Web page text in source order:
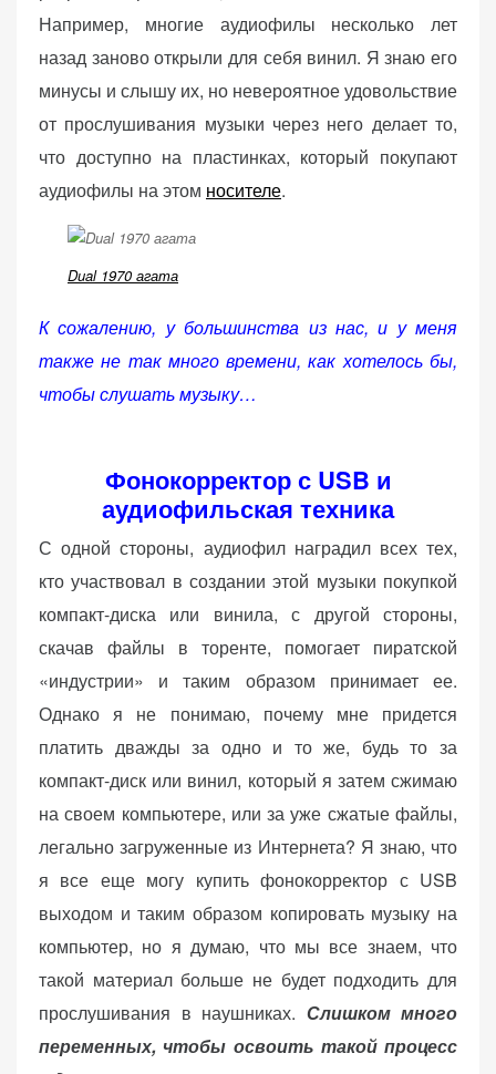
Например, многие аудиофилы несколько лет
назад заново открыли для себя винил. Я знаю его
минусы и слышу их, но невероятное удовольствие
от прослушивания музыки через него делает то,
что доступно на пластинках, который покупают
аудиофилы на этом носителе.
Dual 1970 агата
К сожалению, у большинства из нас, и у меня
также не так много времени, как хотелось бы,
чтобы слушать музыку…
Фонокорректор с USB и
аудиофильская техника
С одной стороны, аудиофил наградил всех тех,
кто участвовал в создании этой музыки покупкой
компакт-диска или винила, с другой стороны,
скачав файлы в торенте, помогает пиратской
«индустрии» и таким образом принимает ее.
Однако я не понимаю, почему мне придется
платить дважды за одно и то же, будь то за
компакт-диск или винил, который я затем сжимаю
на своем компьютере, или за уже сжатые файлы,
легально загруженные из Интернета? Я знаю, что
я все еще могу купить фонокорректор с USB
выходом и таким образом копировать музыку на
компьютер, но я думаю, что мы все знаем, что
такой материал больше не будет подходить для
прослушивания в наушниках. Слишком много
переменных, чтобы освоить такой процесс